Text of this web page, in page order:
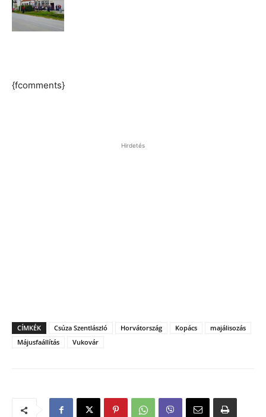
{fcomments}
Hirdetés
CÍMKÉK Csúza Szentlászló Horvátország Kopács
majálisozás
Májusfaállítás
Vukovár